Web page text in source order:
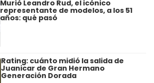
Murió Leandro Rud, el icónico
representante de modelos, a los 51
años: qué pasó
Rating: cuánto midió la salida de
Juanicar de Gran Hermano
Generación Dorada